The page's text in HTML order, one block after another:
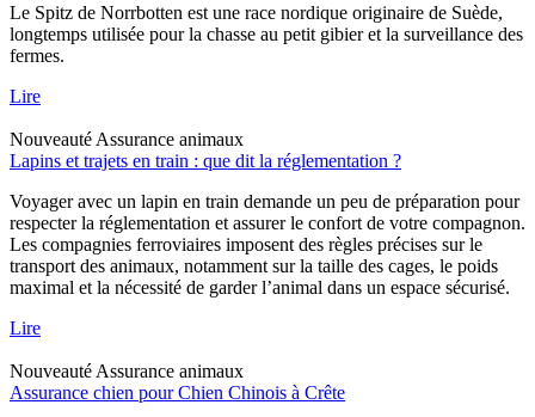
Le Spitz de Norrbotten est une race nordique originaire de Suède,
longtemps utilisée pour la chasse au petit gibier et la surveillance des
fermes.
Lire
Nouveauté Assurance animaux
Lapins et trajets en train : que dit la réglementation ?
Voyager avec un lapin en train demande un peu de préparation pour
respecter la réglementation et assurer le confort de votre compagnon.
Les compagnies ferroviaires imposent des règles précises sur le
transport des animaux, notamment sur la taille des cages, le poids
maximal et la nécessité de garder l’animal dans un espace sécurisé.
Lire
Nouveauté Assurance animaux
Assurance chien pour Chien Chinois à Crête